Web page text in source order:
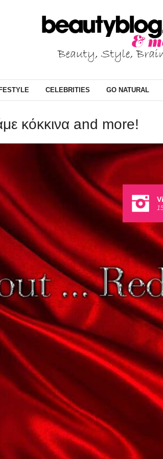
CELEBRITIES GO NATURAL
κόκκινα and more!